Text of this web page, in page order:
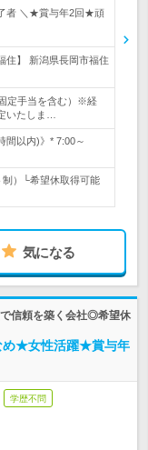
者 ＼★賞与年2回★頑
住】 新潟県長岡市福住
定手当を含む）※経
いたしま…
間以内)》* 7:00～
制）└希望休取得可能
気になる
信頼を築く会社◎希望休
め★女性活躍★賞与年
学歴不問